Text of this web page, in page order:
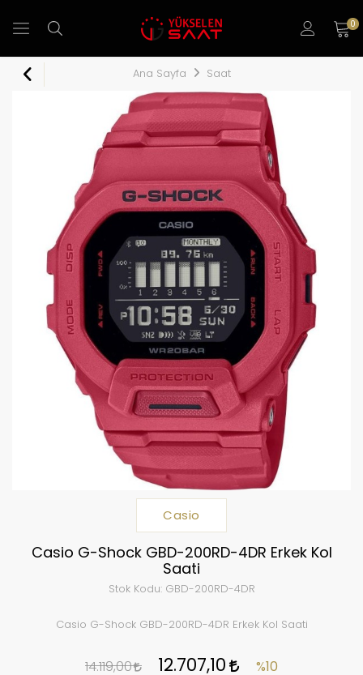
0
Ana Sayfa Saat
Casio
Casio G-Shock GBD-200RD-4DR Erkek Kol
Saati
Stok Kodu:GBD-200RD-4DR
Casio G-Shock GBD-200RD-4DR Erkek Kol Saati
14.119,00 12.707,10 %10